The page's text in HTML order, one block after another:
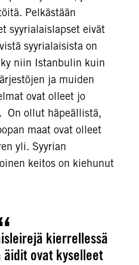
Pelkästään
syyrialaislapset eivät
syyrialaisista on
niin Istanbulin kuin
ja muiden
ovat olleet jo
On ollut häpeällistä,
maat ovat olleet
yli. Syyrian
keitos on kiehunut
kierrellessä
ovat kyselleet